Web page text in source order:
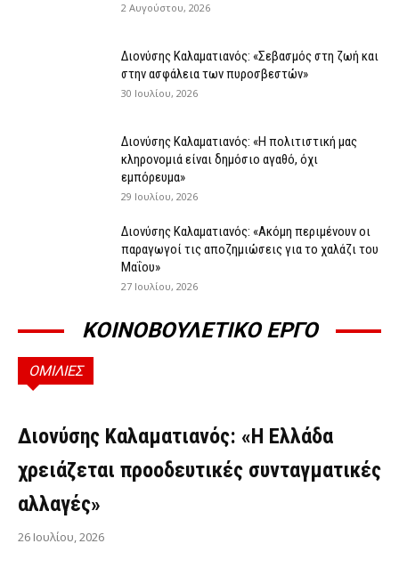
2 Αυγούστου, 2026
Διονύσης Καλαματιανός: «Σεβασμός στη ζωή και
στην ασφάλεια των πυροσβεστών»
30 Ιουλίου, 2026
Διονύσης Καλαματιανός: «Η πολιτιστική μας
κληρονομιά είναι δημόσιο αγαθό, όχι
εμπόρευμα»
29 Ιουλίου, 2026
Διονύσης Καλαματιανός: «Ακόμη περιμένουν οι
παραγωγοί τις αποζημιώσεις για το χαλάζι του
Μαΐου»
27 Ιουλίου, 2026
ΚΟΙΝΟΒΟΥΛΕΤΙΚΟ ΕΡΓΟ
ΟΜΙΛΙΕΣ
ΟΜΙΛΊΕΣ
Διονύσης Καλαματιανός: «Η Ελλάδα
χρειάζεται προοδευτικές συνταγματικές
αλλαγές»
26 Ιουλίου, 2026